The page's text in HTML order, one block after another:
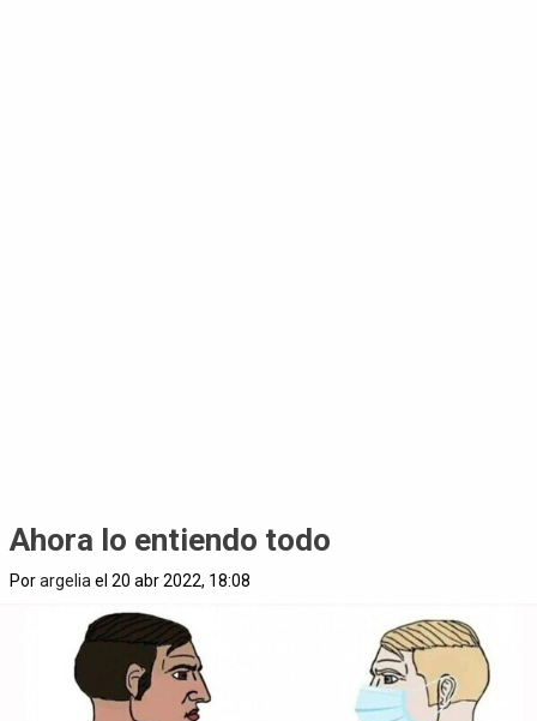
Ahora lo entiendo todo
Porargelia el 20 abr 2022, 18:08